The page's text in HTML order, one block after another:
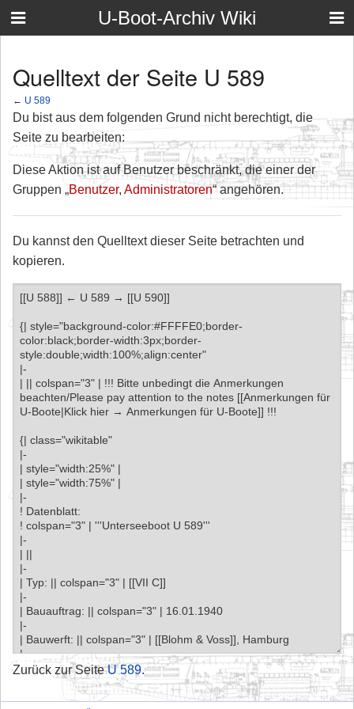
U-Boot-Archiv Wiki
Quelltext der Seite U 589
← U 589
Du bist aus dem folgenden Grund nicht berechtigt, die
Seite zu bearbeiten:
Diese Aktion ist auf Benutzer beschränkt, die einer der
Gruppen „Benutzer, Administratoren“ angehören.
Du kannst den Quelltext dieser Seite betrachten und
kopieren.
Zurück zur SeiteU 589.